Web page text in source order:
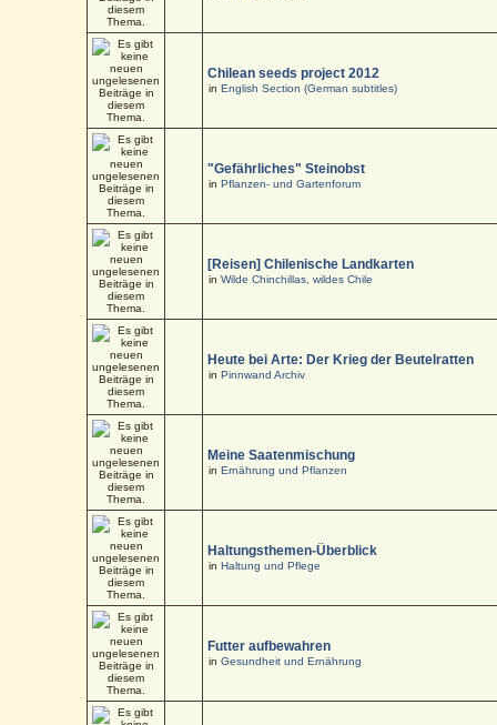
Chilean seeds project 2012
inEnglish Section (German subtitles)
"Gefährliches" Steinobst
inPflanzen- und Gartenforum
[Reisen] Chilenische Landkarten
inWilde Chinchillas, wildes Chile
Heute bei Arte: Der Krieg der Beutelratten
inPinnwand Archiv
Meine Saatenmischung
inErnährung und Pflanzen
Haltungsthemen-Überblick
inHaltung und Pflege
Futter aufbewahren
inGesundheit und Ernährung